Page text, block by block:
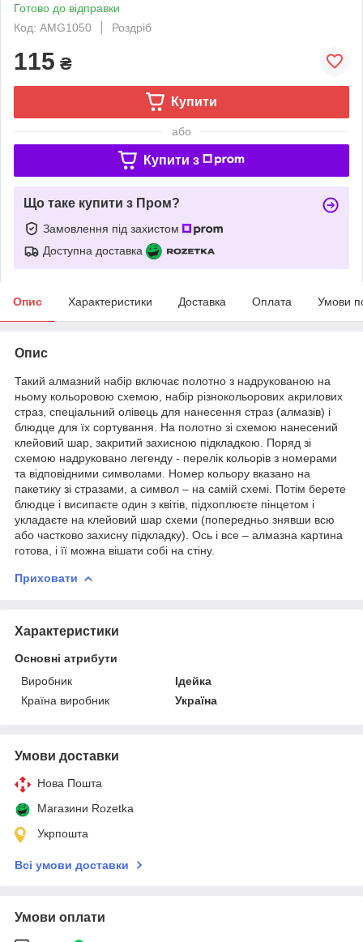
Готово до відправки
Код: AMG1050
Роздріб
115 ₴
Купити
або
Купити з
Що таке купити з Пром?
Замовлення під захистом
Доступна доставка
Опис Характеристики Доставка Оплата Умови
Опис
Такий алмазний набір включає полотно з надрукованою на
ньому кольоровою схемою, набір різнокольорових акрилових
страз, спеціальний олівець для нанесення страз (алмазів) і
блюдце для їх сортування. На полотно зі схемою нанесений
клейовий шар, закритий захисною підкладкою. Поряд зі
схемою надруковано легенду - перелік кольорів з номерами
та відповідними символами. Номер кольору вказано на
пакетику зі стразами, а символ – на самій схемі. Потім берете
блюдце і висипаєте один з квітів, підхоплюєте пінцетом і
укладаєте на клейовий шар схеми (попередньо знявши всю
або частково захисну підкладку). Ось і все – алмазна картина
готова, і її можна вішати собі на стіну.
Приховати
Характеристики
Основні атрибути
Виробник
Ідейка
Країна виробник
Україна
Умови доставки
Нова Пошта
Магазини Rozetka
Укрпошта
Всі умови доставки
Умови оплати